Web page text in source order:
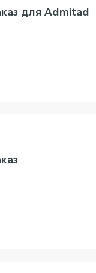
для Admitad